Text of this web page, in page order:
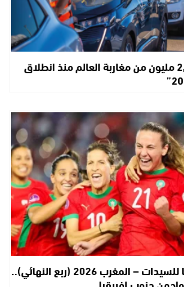
دخول أزيد من 2,7 مليون من مغاربة العالم منذ انطلاق
كأس أمم إفريقيا للسيدات – المغرب 2026 (ربع النهائي)..